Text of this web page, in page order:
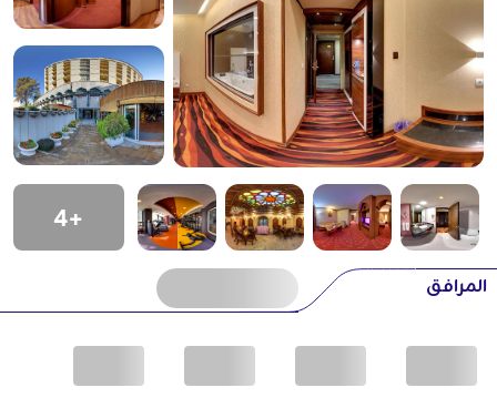
+4
المرافق